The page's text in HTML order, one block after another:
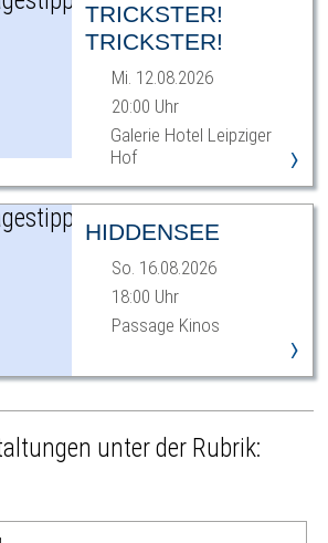
TRICKSTER!
TRICKSTER!
Mi. 12.08.2026
20:00 Uhr
Galerie Hotel Leipziger
Hof
›
HIDDENSEE
So. 16.08.2026
18:00 Uhr
Passage Kinos
›
unter der Rubrik: